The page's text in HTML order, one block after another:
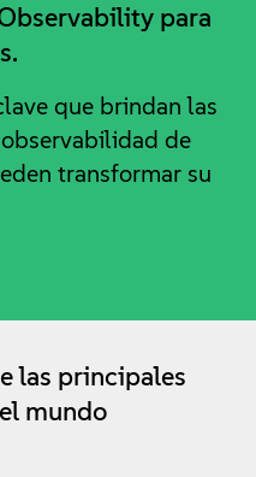
para
que brindan las
de
transformar su
las principales
mundo